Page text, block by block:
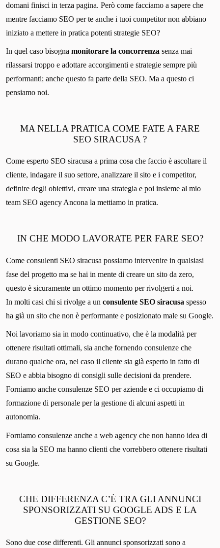
domani finisci in terza pagina. Però come facciamo a sapere che
mentre facciamo SEO per te anche i tuoi competitor non abbiano
iniziato a mettere in pratica potenti strategie SEO?
In quel caso bisogna monitorare la concorrenza senza mai
rilassarsi troppo e adottare accorgimenti e strategie sempre più
performanti; anche questo fa parte della SEO. Ma a questo ci
pensiamo noi.
MA NELLA PRATICA COME FATE A FARE
SEO SIRACUSA ?
Come esperto SEO siracusa a prima cosa che faccio è ascoltare il
cliente, indagare il suo settore, analizzare il sito e i competitor,
definire degli obiettivi, creare una strategia e poi insieme al mio
team SEO agency Ancona la mettiamo in pratica.
IN CHE MODO LAVORATE PER FARE SEO?
Come consulenti SEO siracusa possiamo intervenire in qualsiasi
fase del progetto ma se hai in mente di creare un sito da zero,
questo è sicuramente un ottimo momento per rivolgerti a noi.
In molti casi chi si rivolge a un consulente SEO siracusa spesso
ha già un sito che non è performante e posizionato male su Google.
Noi lavoriamo sia in modo continuativo, che è la modalità per
ottenere risultati ottimali, sia anche fornendo consulenze che
durano qualche ora, nel caso il cliente sia già esperto in fatto di
SEO e abbia bisogno di consigli sulle decisioni da prendere.
Forniamo anche consulenze SEO per aziende e ci occupiamo di
formazione di personale per la gestione di alcuni aspetti in
autonomia.
Forniamo consulenze anche a web agency che non hanno idea di
cosa sia la SEO ma hanno clienti che vorrebbero ottenere risultati
su Google.
CHE DIFFERENZA C’È TRA GLI ANNUNCI
SPONSORIZZATI SU GOOGLE ADS E LA
GESTIONE SEO?
Sono due cose differenti. Gli annunci sponsorizzati sono a